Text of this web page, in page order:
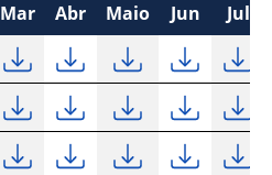
Mar Abr Maio Jun
Jul